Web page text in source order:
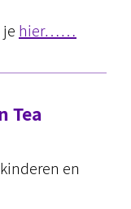
hier……
Tea
en